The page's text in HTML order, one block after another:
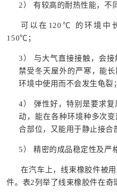
2） 有较高的耐热性能，不
可以在120℃ 的环境中
150℃；
3） 与大气直接接触，会
禁受冬天屋外的严寒，能
环境中使用而不会发生龟裂；
4） 弹性好，特别是要求
动，能在各种环境种多次
合部位，又能用于静止接合
5） 精密的成品稳定性及严
在汽车上，线束橡胶件被
件。表2列举了线束橡胶件在奇